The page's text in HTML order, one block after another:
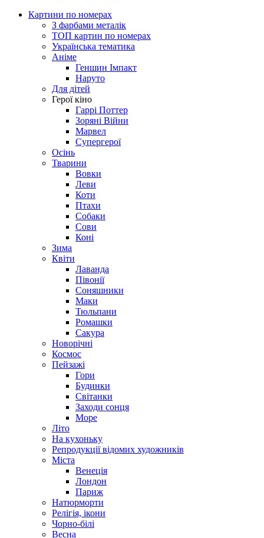
Картини по номерах
З фарбами металік
ТОП картин по номерах
Українська тематика
Аніме
Геншин Імпакт
Наруто
Для дітей
Герої кіно
Гаррі Поттер
Зоряні Війни
Марвел
Супергерої
Осінь
Тварини
Вовки
Леви
Коти
Птахи
Собаки
Сови
Коні
Зима
Квіти
Лаванда
Півонії
Соняшники
Маки
Тюльпани
Ромашки
Сакура
Новорічні
Космос
Пейзажі
Гори
Будинки
Світанки
Заходи сонця
Море
Літо
На кухоньку
Репродукції відомих художників
Міста
Венеція
Лондон
Париж
Натюрморти
Релігія, ікони
Чорно-білі
Весна